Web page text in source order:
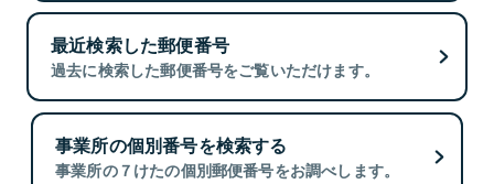
最近検索した郵便番号
過去に検索した郵便番号をご覧いただけます。
事業所の個別番号を検索する
事業所の７けたの個別郵便番号をお調べします。